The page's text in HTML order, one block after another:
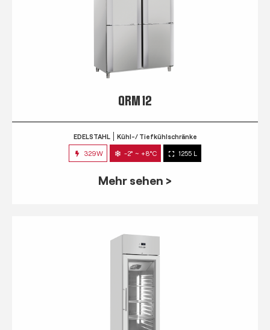
QRM 12
EDELSTAHL Kühl-/ Tiefkühlschränke
329W -2° ~ +8°C 1255 L
Mehr sehen >